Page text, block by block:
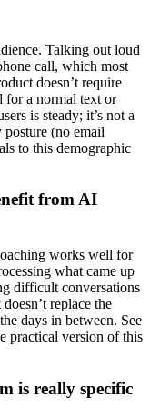
Talking out loud
call, which most
doesn’t require
for a normal text or
is steady; it’s not a
(no email
to this demographic
from AI
works well for
what came up
difficult conversations
replace the
days in between. See
practical version of this
is really specific